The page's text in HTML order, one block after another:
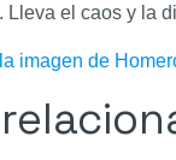
Lleva el caos y la
imagen de